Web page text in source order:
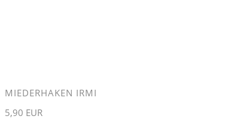
MIEDERHAKEN IRMI
5,90 EUR